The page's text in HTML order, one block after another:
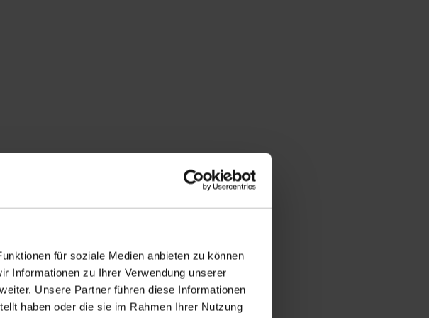
für soziale Medien anbieten zu können
Informationen zu Ihrer Verwendung unserer
Unsere Partner führen diese Informationen
haben oder die sie im Rahmen Ihrer Nutzung